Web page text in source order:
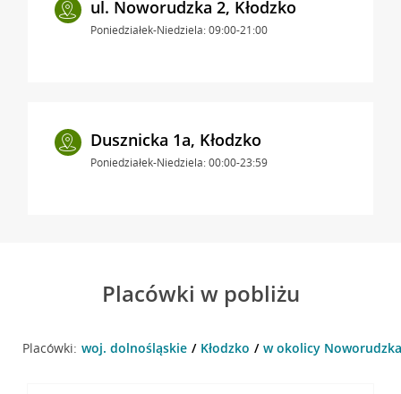
ul. Noworudzka 2, Kłodzko
Poniedziałek-Niedziela: 09:00-21:00
Dusznicka 1a, Kłodzko
Poniedziałek-Niedziela: 00:00-23:59
Placówki w pobliżu
Placówki: woj. dolnośląskie Kłodzko w okolicy